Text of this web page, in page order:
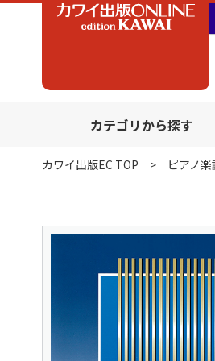
カテゴリから探す
カワイ出版EC TOP ピアノ楽